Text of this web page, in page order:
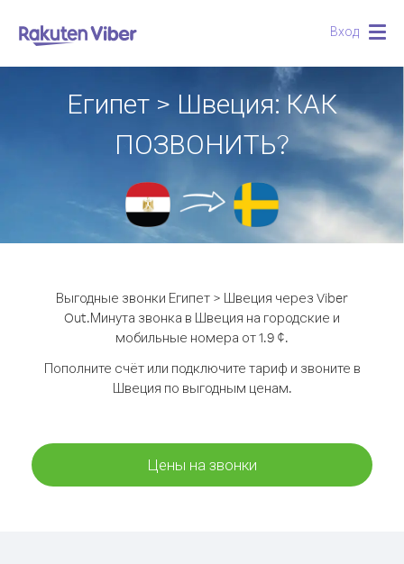
Вход
Египет > Швеция: КАК
ПОЗВОНИТЬ?
Выгодные звонки Египет > Швеция через Viber
Out.Минута звонка в Швеция на городские и
мобильные номера от 1.9 ¢.
Пополните счёт или подключите тариф и звоните в
Швеция по выгодным ценам.
Цены на звонки